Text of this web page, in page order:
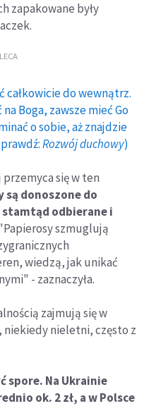
zapakowane były
całkowicie do wewnątrz.
Boga, zawsze mieć Go
o sobie, aż znajdzie
Rozwój duchowy)
się w ten
są donoszone do
odbierane i
szmuglują
wiedzą, jak unikać
- zaznaczyła.
zajmują się w
niekiedy nieletni, często z
spore. Na Ukrainie
ok. 2 zł, a w Polsce